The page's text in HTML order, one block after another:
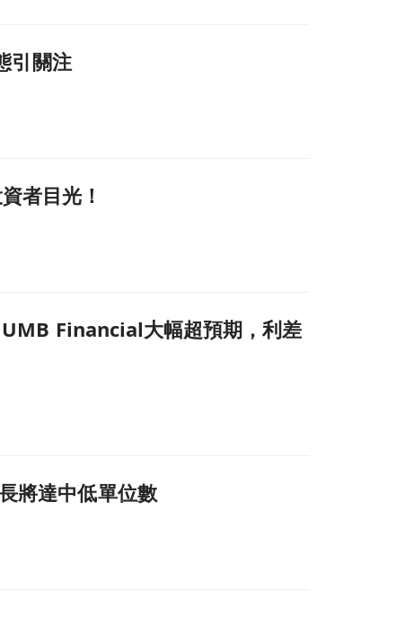
引關注
者目光！
主因頁面Financial大幅超預期，利差
將達中低單位數